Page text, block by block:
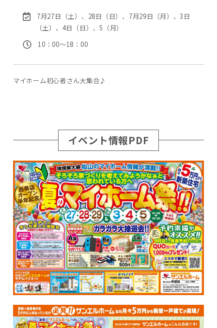
7月27日（土）、28日（日）、7月29日（月）、3日
（土）、4日（日）、5（月）
10：00〜18：00
マイホーム初心者さん大集合♪
イベント情報PDF